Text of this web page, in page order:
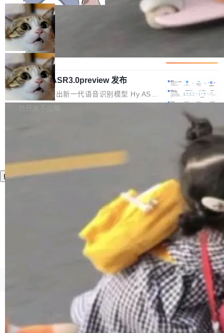
x / Harmony PC curl -fsSL https://solon.noea
r.org/solon...
不断累积，代码仓中的模块关系、接口契约、业
务逻辑等关键信息往往分散于数十乃至数百个文
件之中，形成高度复杂的知识关联网络。传统的
代码检索手段（如关键词匹配、目录遍历）仅能
在语法层面完成文本定位，难以触及代码的语义
内涵与结构关联，导致开发者使用代码智能体在
理解大规模代码仓时面临显著"代码仓理解"瓶
颈。 代码仓深度理解服务（以下简称" CodeBas
e深度理解服务"）是华为云码道（CodeA...
名90后算法工程师王某，为了给自己接的私活腾
服务器空间，删光了公司AI游戏部门的全部核心
数据。 王某2024年1月入职东城区某科技公司AI
短剧部门，有互联网大厂背景。在公司内部架构
调整期间，部门三次通知全员将数据从A集群迁
移到B集群，王某都回复了"收到"。 他没有迁移
数据。2024年9月3日下午4点，他使用此前登录
的账号密码进入A集群，输入了一条被程序员圈
称为"删库跑路"的命令——最高管理员权限、无
局
Cloudflare 分享推理优化实践：KV ca
che 量化 + 权重压缩，吞吐量提升 4
1%，成本降 30%
Kimi 和 GLM 是当前最强的大模型系列之一，但
它们有一个共同的问题：太吃显存了。月之暗面
的 Kimi K 系列和智谱的 GLM 都是长上下文、M
oE 架构的大模型，好用到让人上瘾，但 GPU 显
存永远不够用。 Cloudflare 的 Workers AI 团队
一直在跑这些模型的推理。他们在官方博客上发
整性保护。效果是：吞吐量提升 41%，每 token
成本降低 30%，精度不变。 FP8 省的不仅是显
存 KV cache 是推理时最吃显...
局
腾讯混元 Hy ASR3.0preview 发布
腾讯混元正式推出新一代语音识别模型 Hy ASR
3.0preview。基于最新一代大语言模型 Hy3 的
让语音识别不再只是听清，而是真正听懂。通过
先理解你的语境和意图，再把准确的文字直接给
到你。从“逐字转写、单点优化”演进为“理解语
境、兼容场景、一键直出”。 Hy ASR 3.0 previe
w 不要求标准普通话，方言识别覆盖粤语、吴语
等 10 大方言片区和 20 余个二级小片区。在开
源评测集中，Hy ASR 3.0 preview 在多语种的
白开水不加糖
©OSCHINA(OSChina.NET) 京ICP备2025119063号